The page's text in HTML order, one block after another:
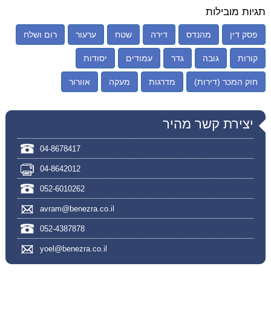
תגיות מובילות
פסק דין מהנדס דירה שטח ערעור רום ושלח
קורות גובה גדר עמודים יסודות
חוק המכר (דירות) מדרגות מעקה אוורור
יצירת קשר מהיר
04-8678417
04-8642012
052-6010262
avram@benezra.co.il
052-4387878
yoel@benezra.co.il